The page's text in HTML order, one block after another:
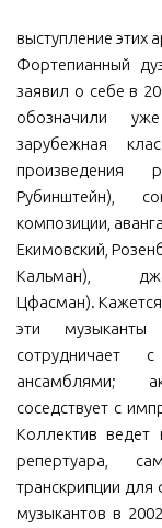
МБУ Парк
МБУК
Афиша
Независимая
Контакты
выступление этих
Фортепианный
заявил о себе в
обозначили
зарубежная
произведения
Рубинштейн),
композиции,
Екимовский,
Кальман),
Цфасман).
эти
сотрудничает
ансамблями;
соседствует с
Коллектив ведет
репертуара,
транскрипции для
музыкантов в